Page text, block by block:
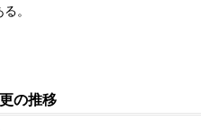
。
の推移